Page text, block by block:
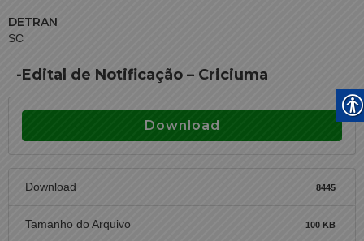
DETRAN
SC
-Edital de Notificação – Criciuma
Download
Download 8445
Tamanho do Arquivo 100 KB